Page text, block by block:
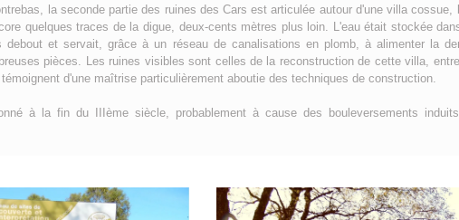
la seconde partie des ruines des Cars est articulée autour d'une villa cossue,
quelques traces de la digue, deux-cents mètres plus loin. L'eau était stockée
debout et servait, grâce à un réseau de canalisations en plomb, à alimenter la
pièces. Les ruines visibles sont celles de la reconstruction de cette villa,
d'une maîtrise particulièrement aboutie des techniques de construction.
à la fin du IIIème siècle, probablement à cause des bouleversements